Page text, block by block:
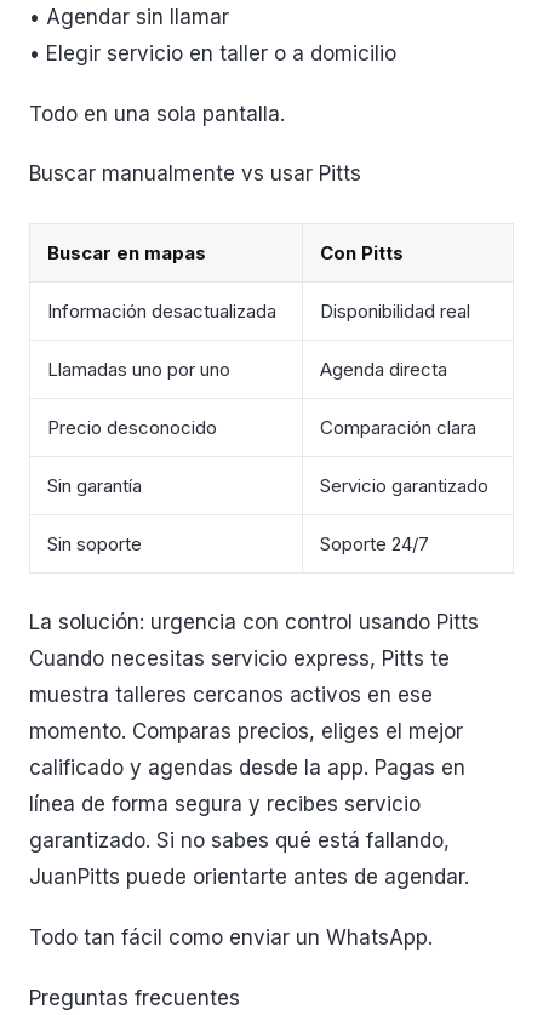
• Agendar sin llamar
• Elegir servicio en taller o a domicilio
Todo en una sola pantalla.
Buscar manualmente vs usar Pitts
Buscar en mapas Con Pitts
Información desactualizada Disponibilidad real
Llamadas uno por uno Agenda directa
Precio desconocido Comparación clara
Sin garantía Servicio garantizado
Sin soporte Soporte 24/7
La solución: urgencia con control usando Pitts
Cuando necesitas servicio express, Pitts te
muestra talleres cercanos activos en ese
momento. Comparas precios, eliges el mejor
calificado y agendas desde la app. Pagas en
línea de forma segura y recibes servicio
garantizado. Si no sabes qué está fallando,
JuanPitts puede orientarte antes de agendar.
Todo tan fácil como enviar un WhatsApp.
Preguntas frecuentes